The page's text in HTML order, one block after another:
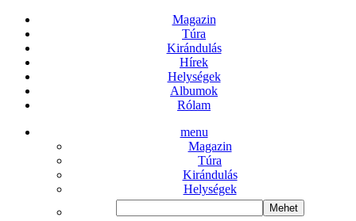
Magazin
Túra
Kirándulás
Hírek
Helységek
Albumok
Rólam
menu
Magazin
Túra
Kirándulás
Helységek